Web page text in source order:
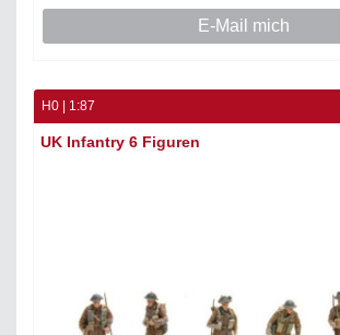
E-Mail mich
H0 | 1:87
UK Infantry 6 Figuren